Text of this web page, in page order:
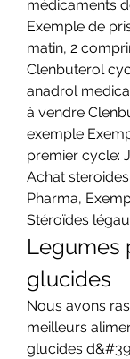
médicaments
Exemple de
matin, 2
Clenbuterol
anadrol
à vendre
exemple
premier cycle:
Achat
Pharma,
Stéroïdes
Legumes
glucides
Nous avons
meilleurs
glucides